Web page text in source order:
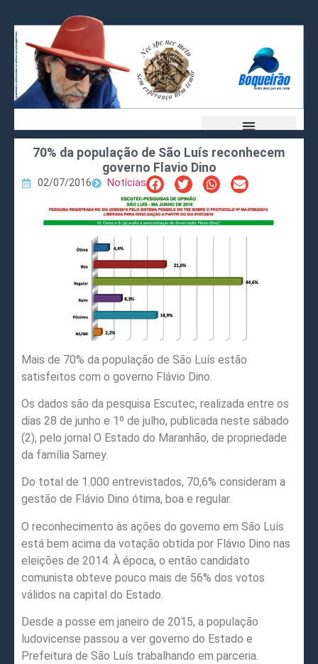
70% da população de São Luís reconhecem
governo Flavio Dino
02/07/2016 Notícias
Mais de 70% da população de São Luís estão
satisfeitos com o governo Flávio Dino.
Os dados são da pesquisa Escutec, realizada entre os
dias 28 de junho e 1º de julho, publicada neste sábado
(2), pelo jornal O Estado do Maranhão, de propriedade
da família Sarney.
Do total de 1.000 entrevistados, 70,6% consideram a
gestão de Flávio Dino ótima, boa e regular.
O reconhecimento às ações do governo em São Luís
está bem acima da votação obtida por Flávio Dino nas
eleições de 2014. À época, o então candidato
comunista obteve pouco mais de 56% dos votos
válidos na capital do Estado.
Desde a posse em janeiro de 2015, a população
ludovicense passou a ver governo do Estado e
Prefeitura de São Luís trabalhando em parceria.